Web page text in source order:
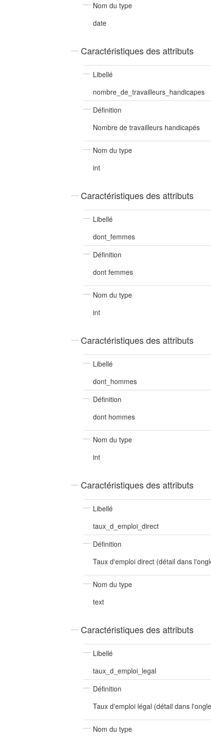
Nom du type
date
Caractéristiques des attributs
Libellé
nombre_de_travailleurs_handicapes
Définition
Nombre de travailleurs handicapés
Nom du type
int
Caractéristiques des attributs
Libellé
dont_femmes
Définition
dont femmes
Nom du type
int
Caractéristiques des attributs
Libellé
dont_hommes
Définition
dont hommes
Nom du type
int
Caractéristiques des attributs
Libellé
taux_d_emploi_direct
Définition
Taux d'emploi direct (détail dans
Nom du type
text
Caractéristiques des attributs
Libellé
taux_d_emploi_legal
Définition
Taux d'emploi légal (détail dans
Nom du type